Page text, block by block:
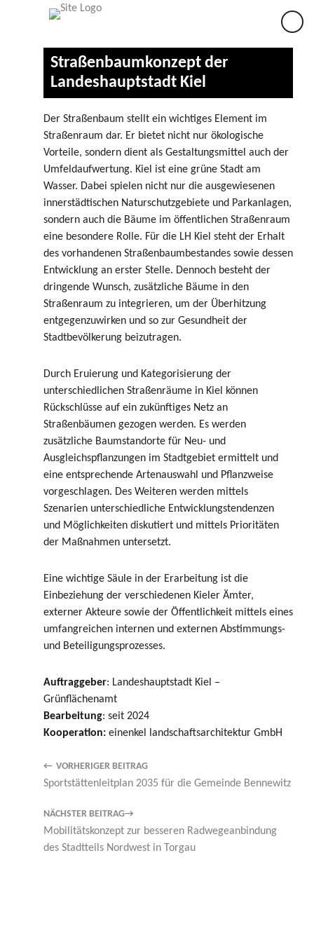
Straßenbaumkonzept der
Landeshauptstadt Kiel
Der Straßenbaum stellt ein wichtiges Element im
Straßenraum dar. Er bietet nicht nur ökologische
Vorteile, sondern dient als Gestaltungsmittel auch der
Umfeldaufwertung. Kiel ist eine grüne Stadt am
Wasser. Dabei spielen nicht nur die ausgewiesenen
innerstädtischen Naturschutzgebiete und Parkanlagen,
sondern auch die Bäume im öffentlichen Straßenraum
eine besondere Rolle. Für die LH Kiel steht der Erhalt
des vorhandenen Straßenbaumbestandes sowie dessen
Entwicklung an erster Stelle. Dennoch besteht der
dringende Wunsch, zusätzliche Bäume in den
Straßenraum zu integrieren, um der Überhitzung
entgegenzuwirken und so zur Gesundheit der
Stadtbevölkerung beizutragen.
Durch Eruierung und Kategorisierung der
unterschiedlichen Straßenräume in Kiel können
Rückschlüsse auf ein zukünftiges Netz an
Straßenbäumen gezogen werden. Es werden
zusätzliche Baumstandorte für Neu- und
Ausgleichspflanzungen im Stadtgebiet ermittelt und
eine entsprechende Artenauswahl und Pflanzweise
vorgeschlagen. Des Weiteren werden mittels
Szenarien unterschiedliche Entwicklungstendenzen
und Möglichkeiten diskutiert und mittels Prioritäten
der Maßnahmen untersetzt.
Eine wichtige Säule in der Erarbeitung ist die
Einbeziehung der verschiedenen Kieler Ämter,
externer Akteure sowie der Öffentlichkeit mittels eines
umfangreichen internen und externen Abstimmungs-
und Beteiligungsprozesses.
Auftraggeber: Landeshauptstadt Kiel –
Grünflächenamt
Bearbeitung: seit 2024
Kooperation: einenkel landschaftsarchitektur GmbH
NÄCHSTER BEITRAG
Mobilitätskonzept zur besseren Radwegeanbindung
des Stadtteils Nordwest in Torgau
VORHERIGER BEITRAG
Sportstättenleitplan 2035 für die Gemeinde Bennewitz